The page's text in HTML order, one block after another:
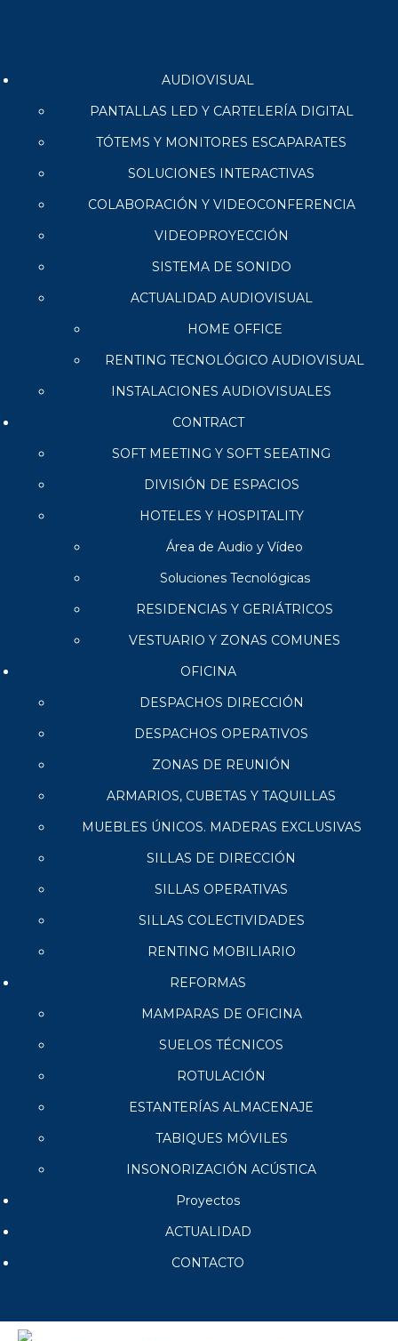
AUDIOVISUAL
PANTALLAS LED Y CARTELERÍA DIGITAL
TÓTEMS Y MONITORES ESCAPARATES
SOLUCIONES INTERACTIVAS
COLABORACIÓN Y VIDEOCONFERENCIA
VIDEOPROYECCIÓN
SISTEMA DE SONIDO
ACTUALIDAD AUDIOVISUAL
HOME OFFICE
RENTING TECNOLÓGICO AUDIOVISUAL
INSTALACIONES AUDIOVISUALES
CONTRACT
SOFT MEETING Y SOFT SEEATING
DIVISIÓN DE ESPACIOS
HOTELES Y HOSPITALITY
Área de Audio y Vídeo
Soluciones Tecnológicas
RESIDENCIAS Y GERIÁTRICOS
VESTUARIO Y ZONAS COMUNES
OFICINA
DESPACHOS DIRECCIÓN
DESPACHOS OPERATIVOS
ZONAS DE REUNIÓN
ARMARIOS, CUBETAS Y TAQUILLAS
MUEBLES ÚNICOS. MADERAS EXCLUSIVAS
SILLAS DE DIRECCIÓN
SILLAS OPERATIVAS
SILLAS COLECTIVIDADES
RENTING MOBILIARIO
REFORMAS
MAMPARAS DE OFICINA
SUELOS TÉCNICOS
ROTULACIÓN
ESTANTERÍAS ALMACENAJE
TABIQUES MÓVILES
INSONORIZACIÓN ACÚSTICA
Proyectos
ACTUALIDAD
CONTACTO